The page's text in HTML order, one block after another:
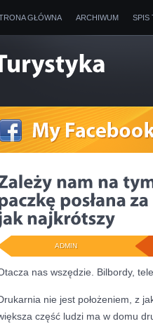
GŁÓWNA ARCHIWUM SPIS
ADMIN
nas wszędzie. Bilbordy,
nie jest położeniem, z
część ludzi ma w domu